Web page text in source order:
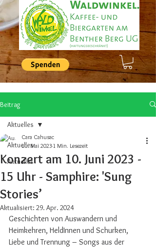
Beitrag
Aktuelles
Aktuelles
Aktuelles
Konzert am 10. Juni 2023 -
15 Uhr - Samphire: 'Sung
Stories’
Cara Cahusac
11. Mai 2023 1 Min. Lesezeit
Aktualisiert: 29. Apr. 2024
Geschichten von Auswandern und
Heimkehren, HeldInnen und Schurken,
Liebe und Trennung – Songs aus der